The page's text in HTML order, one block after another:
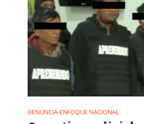
DENUNCIA•ENFOQUE NACIONAL